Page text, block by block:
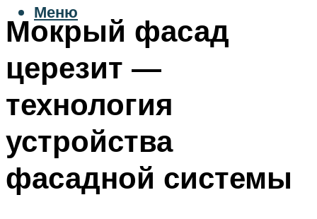
Меню
Мокрый фасад
церезит —
технология
устройства
фасадной системы